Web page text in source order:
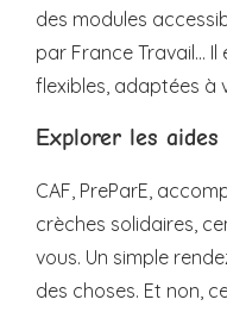
des modules
par France Travail… Il
flexibles, adaptées à
Explorer les aides
CAF, PreParE,
crèches solidaires,
vous. Un simple
des choses. Et non,